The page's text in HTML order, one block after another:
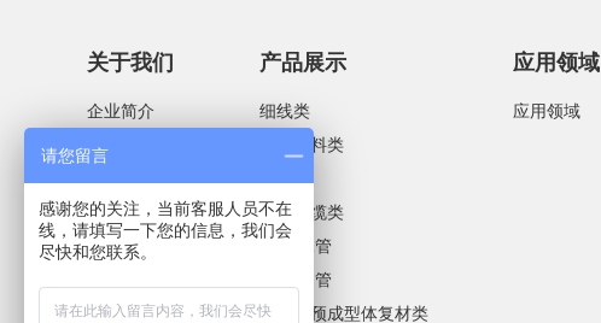
关于我们
企业简介
企业文化
荣誉资质
合作客户
产品展示
细线类
服装辅料类
绳缆类
电线电缆类
软管/水管
套管/网管
碳纤维预成型体复材类
应用领域
应用领域
请您留言
感谢您的关注，当前客服人员不在
线，请填写一下您的信息，我们会
尽快和您联系。